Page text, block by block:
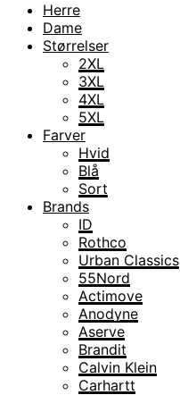
Herre
Dame
Størrelser
2XL
3XL
4XL
5XL
Farver
Hvid
Blå
Sort
Brands
ID
Rothco
Urban Classics
55Nord
Actimove
Anodyne
Aserve
Brandit
Calvin Klein
Carhartt